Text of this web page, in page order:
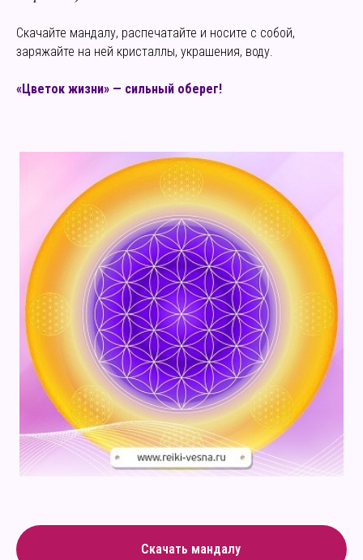
Скачайте мандалу, распечатайте и носите с собой,
заряжайте на ней кристаллы, украшения, воду.
«Цветок жизни» — сильный оберег!
Скачать мандалу